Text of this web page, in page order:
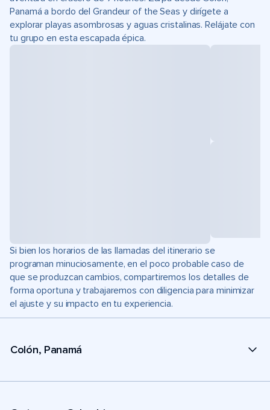
Panamá a bordo del Grandeur of the Seas y dirígete a
explorar playas asombrosas y aguas cristalinas. Relájate con
tu grupo en esta escapada épica.
Si bien los horarios de las llamadas del itinerario se
programan minuciosamente, en el poco probable caso de
que se produzcan cambios, compartiremos los detalles de
forma oportuna y trabajaremos con diligencia para minimizar
el ajuste y su impacto en tu experiencia.
Colón, Panamá